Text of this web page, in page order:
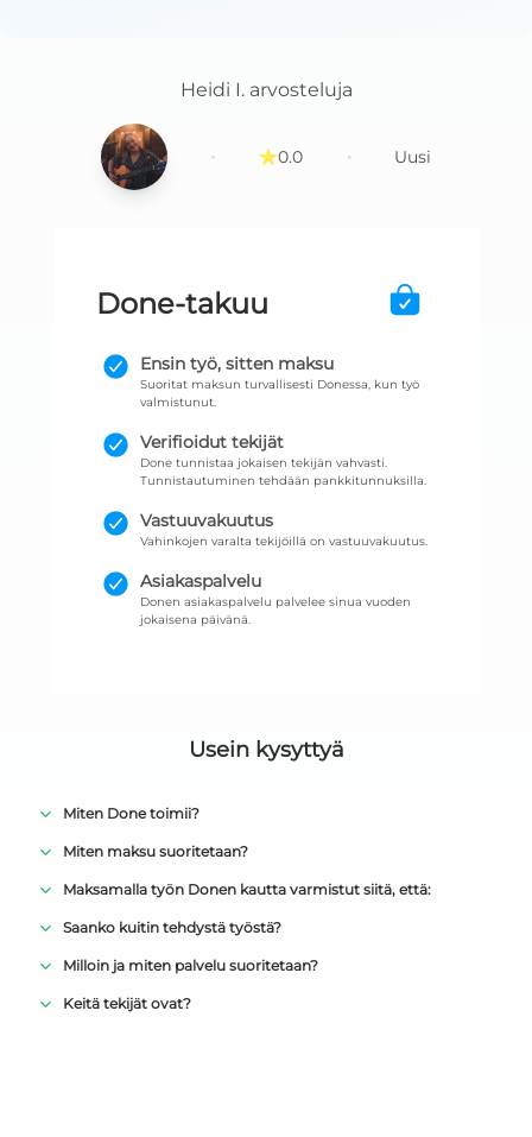
Heidi I. arvosteluja
· 0.0 · Uusi
Done-takuu
Ensin työ, sitten maksu
Suoritat maksun turvallisesti Donessa, kun työ
valmistunut.
Verifioidut tekijät
Done tunnistaa jokaisen tekijän vahvasti.
Tunnistautuminen tehdään pankkitunnuksilla.
Vastuuvakuutus
Vahinkojen varalta tekijöillä on vastuuvakuutus.
Asiakaspalvelu
Donen asiakaspalvelu palvelee sinua vuoden
jokaisena päivänä.
Usein kysyttyä
Miten Done toimii?
Miten maksu suoritetaan?
Maksamalla työn Donen kautta varmistut siitä, että:
Saanko kuitin tehdystä työstä?
Milloin ja miten palvelu suoritetaan?
Keitä tekijät ovat?